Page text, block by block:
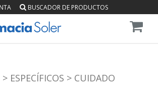
BUSCADOR DE PRODUCTOS
> ESPECÍFICOS > CUIDADO